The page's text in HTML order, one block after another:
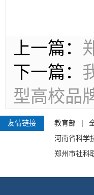
上一篇：
下一篇：
型高校品
友情链接 教育部
河南省科学
郑州市社科